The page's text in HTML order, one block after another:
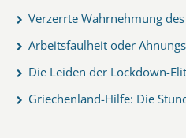
Verzerrte Wahrnehmung
Arbeitsfaulheit oder
Die Leiden der Lockdown-
Griechenland-Hilfe: Die